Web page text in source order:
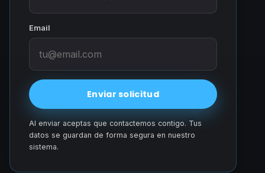
Email
Enviar solicitud
Al enviar aceptas que contactemos contigo. Tus
datos se guardan de forma segura en nuestro
sistema.